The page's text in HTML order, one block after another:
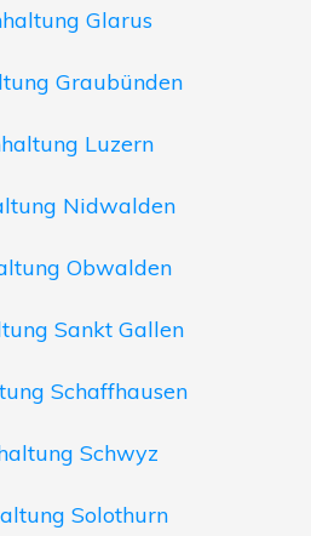
Glarus
Graubünden
Luzern
Nidwalden
Obwalden
Sankt Gallen
Schaffhausen
Schwyz
Solothurn